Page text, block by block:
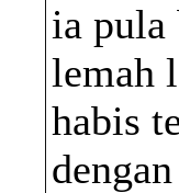
ia pula
lemah
habis